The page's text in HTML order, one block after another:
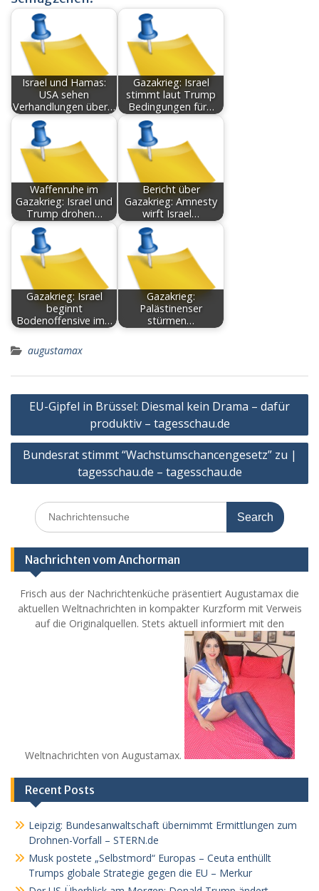
Israel und Hamas:
USA sehen
Verhandlungen über…
Gazakrieg: Israel
stimmt laut Trump
Bedingungen für…
Waffenruhe im
Gazakrieg: Israel und
Trump drohen…
Bericht über
Gazakrieg: Amnesty
wirft Israel…
Gazakrieg: Israel
beginnt
Bodenoffensive im…
Gazakrieg:
Palästinenser
stürmen…
augustamax
Post
navigation
EU-Gipfel in Brüssel: Diesmal kein Drama – dafür
produktiv – tagesschau.de
Bundesrat stimmt “Wachstumschancengesetz” zu |
tagesschau.de – tagesschau.de
Search
for:
Nachrichten vom Anchorman
Frisch aus der Nachrichtenküche präsentiert Augustamax die
aktuellen Weltnachrichten in kompakter Kurzform mit Verweis
auf die Originalquellen. Stets aktuell informiert mit den
Weltnachrichten von Augustamax.
Recent Posts
Leipzig: Bundesanwaltschaft übernimmt Ermittlungen zum
Drohnen-Vorfall – STERN.de
Musk postete „Selbstmord“ Europas – Ceuta enthüllt
Trumps globale Strategie gegen die EU – Merkur